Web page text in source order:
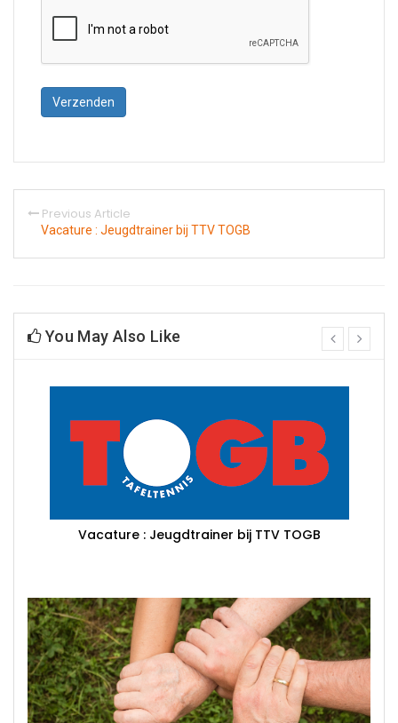
Previous Article
Vacature : Jeugdtrainer bij TTV TOGB
You May Also Like
Vacature : Jeugdtrainer bij TTV TOGB
prev